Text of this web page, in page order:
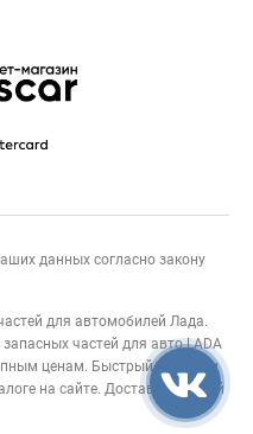
данных согласно закону
для автомобилей Лада.
частей для авто LADA
ценам. Быстрый подбор и
на сайте. Доставка по всей